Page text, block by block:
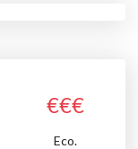
€€€
Eco.